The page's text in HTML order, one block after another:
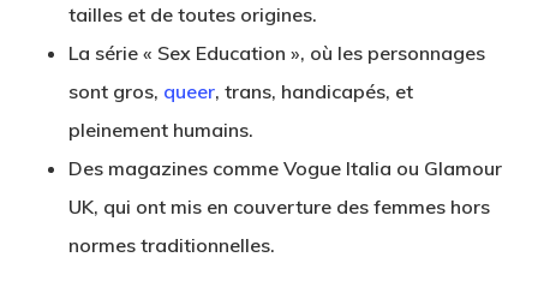
tailles et de toutes origines.
La série « Sex Education », où les personnages
sont gros, queer, trans, handicapés, et
pleinement humains.
Des magazines comme Vogue Italia ou Glamour
UK, qui ont mis en couverture des femmes hors
normes traditionnelles.